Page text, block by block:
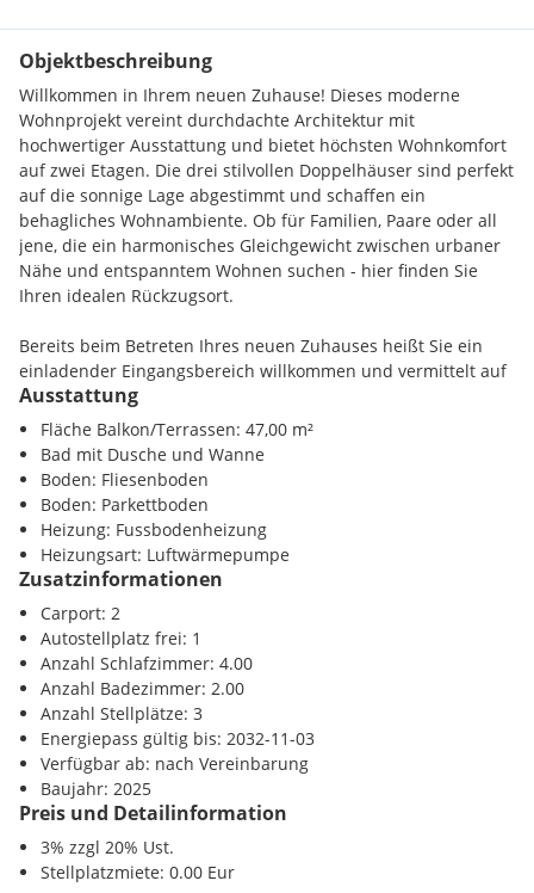
Objektbeschreibung
Willkommen in Ihrem neuen Zuhause! Dieses moderne
Wohnprojekt vereint durchdachte Architektur mit
hochwertiger Ausstattung und bietet höchsten Wohnkomfort
auf zwei Etagen. Die drei stilvollen Doppelhäuser sind perfekt
auf die sonnige Lage abgestimmt und schaffen ein
behagliches Wohnambiente. Ob für Familien, Paare oder all
jene, die ein harmonisches Gleichgewicht zwischen urbaner
Nähe und entspanntem Wohnen suchen - hier finden Sie
Ihren idealen Rückzugsort.
Bereits beim Betreten Ihres neuen Zuhauses heißt Sie ein
einladender Eingangsbereich willkommen und vermittelt auf
den ersten Blick ein Gefühl von Qualität und durchdachtem
Wohnen. Der lichtdurchflutete Vorraum führt Sie zu einem
eleganten Badezimmer sowie einem praktischen
Hauswirtschaftsraum. Von
hier aus öffnet sich der großzügige Wohn- und Essbereich -
das Herzstück des Hauses, das mit seiner offenen Gestaltung
und Wohlfühlatmosphäre zum Verweilen einlädt.
Raumaufteilung, die sowohl Funktionalität als auch
Wohnkomfort vereint. Das großzügige Hauptschlafzimmer mit
einer angrenzenden Ankleide bietet einen privaten
Rückzugsort mit viel Stauraum. Ergänzt wird diese Etage
durch drei weitere Zimmer, die flexibel als Kinderzimmer,
Homeoffice oder Gästezimmer genutzt werden können.
Das stilvolle Badezimmer mit Doppelwaschbecken, einer
großzügigen Dusche und einer Badewanne sorgt für ein
angenehmes Wellness-Erlebnis im eigenen Zuhause.
Ein weiteres Highlight ist die großzügige Dachterrasse, die
einen wunderbaren Ausblick auf die Umgebung bietet und
Ausstattung
Fläche Balkon/Terrassen: 47,00 m²
Bad mit Dusche und Wanne
Boden: Fliesenboden
Boden: Parkettboden
Heizung: Fussbodenheizung
Heizungsart: Luftwärmepumpe
Zusatzinformationen
Carport: 2
Autostellplatz frei: 1
Anzahl Schlafzimmer: 4.00
Anzahl Badezimmer: 2.00
Anzahl Stellplätze: 3
Energiepass gültig bis: 2032-11-03
Verfügbar ab: nach Vereinbarung
Baujahr: 2025
Preis und Detailinformation
3% zzgl 20% Ust.
Stellplatzmiete: 0.00 Eur